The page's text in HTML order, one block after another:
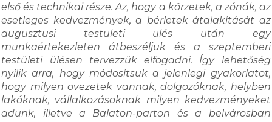
első és technikai része. Az, hogy a körzetek, a zónák, az
esetleges kedvezmények, a bérletek átalakítását az
augusztusi testületi ülés után egy
munkaértekezleten átbeszéljük és a szeptemberi
testületi ülésen tervezzük elfogadni. Így lehetőség
nyílik arra, hogy módosítsuk a jelenlegi gyakorlatot,
hogy milyen övezetek vannak, dolgozóknak, helyben
lakóknak, vállalkozásoknak milyen kedvezményeket
adunk, illetve a Balaton-parton és a belvárosban